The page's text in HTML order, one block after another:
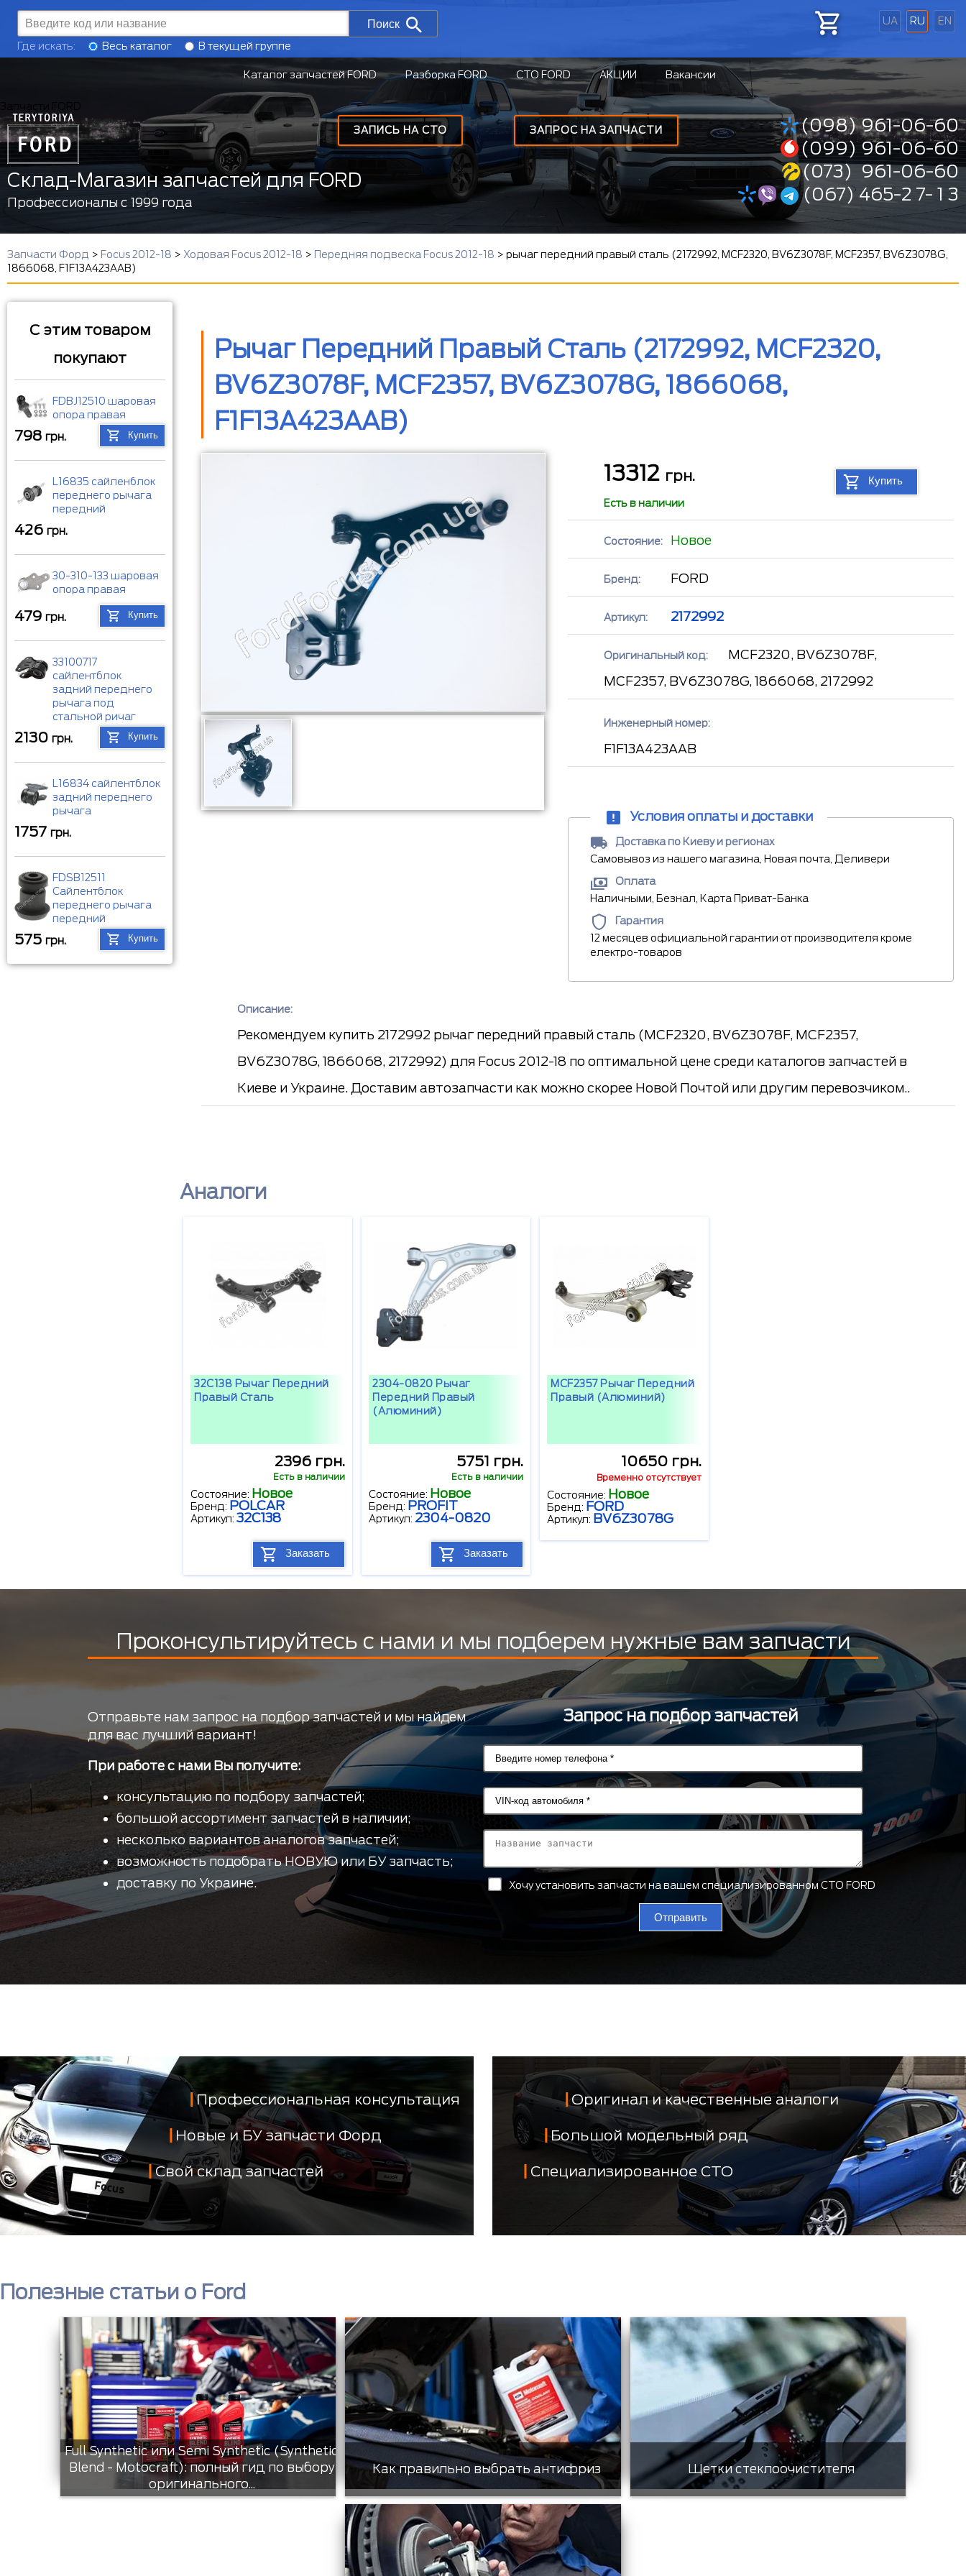
UA RU EN
ЗАПРОС НА ЗАПЧАСТИ
ЗАПИСЬ НА СТО
Поиск
Где искать: Весь каталог В текущей группе
Каталог запчастей FORD Разборка FORD СТО FORD АКЦИИ Вакансии
Склад-Магазин запчастей для FORD
Профессионалы с 1999 года
(098) 961-06-60
(099) 961-06-60
(073) 961-06-60
(067) 465-2 7- 1 3
Запчасти Форд > Focus 2012-18 > Ходовая Focus 2012-18 > Передняя подвеска Focus 2012-18 > рычаг передний правый сталь (2172992, MCF2320, BV6Z3078F, MCF2357, BV6Z3078G,
1866068, F1F13A423AAB)
С этим товаром
покупают
FDBJ12510 шаровая
опора правая
798 грн. Купить
L16835 сайленблок
переднего рычага
передний
426 грн.
30-310-133 шаровая
опора правая
479 грн. Купить
33100717
сайлентблок
задний переднего
рычага под
стальной ричаг
2130 грн. Купить
L16834 сайлентблок
задний переднего
рычага
1757 грн.
FDSB12511
Сайлентблок
переднего рычага
передний
575 грн. Купить
Рычаг Передний Правый Сталь (2172992, MCF2320,
BV6Z3078F, MCF2357, BV6Z3078G, 1866068,
F1F13A423AAB)
13312 грн. Купить
Есть в наличии
Состояние: Новое
Бренд: FORD
Артикул: 2172992
Оригинальный код:
MCF2320, BV6Z3078F,
MCF2357, BV6Z3078G, 1866068, 2172992
Инженерный номер:
F1F13A423AAB
Условия оплаты и доставки
Доставка по Киеву и регионах
Самовывоз из нашего магазина, Новая почта, Деливери
Оплата
Наличными, Безнал, Карта Приват-Банка
Гарантия
12 месяцев официальной гарантии от производителя кроме
електро-товаров
Описание:
Рекомендуем купить 2172992 рычаг передний правый сталь (MCF2320, BV6Z3078F, MCF2357,
BV6Z3078G, 1866068, 2172992) для Focus 2012-18 по оптимальной цене среди каталогов запчастей в
Киеве и Украине. Доставим автозапчасти как можно скорее Новой Почтой или другим перевозчиком..
Аналоги
32C138 Рычаг Передний
Правый Сталь
2396 грн.
Есть в наличии
Состояние: Новое
Бренд: POLCAR
Артикул: 32C138
Заказать
2304-0820 Рычаг
Передний Правый
(алюминий)
5751 грн.
Есть в наличии
Состояние: Новое
Бренд: PROFIT
Артикул: 2304-0820
Заказать
MCF2357 Рычаг Передний
Правый (алюминий)
10650 грн.
Временно отсутствует
Состояние: Новое
Бренд: FORD
Артикул: BV6Z3078G
Проконсультируйтесь с нами и мы подберем нужные вам запчасти
Отправьте нам запрос на подбор запчастей и мы найдем
для вас лучший вариант!
При работе с нами Вы получите:
консультацию по подбору запчастей;
большой ассортимент запчастей в наличии;
несколько вариантов аналогов запчастей;
возможность подобрать НОВУЮ или БУ запчасть;
доставку по Украине.
Запрос на подбор запчастей
Хочу установить запчасти на вашем специализированном СТО FORD
Отправить
Профессиональная консультация
Новые и БУ запчасти Форд
Свой склад запчастей
Оригинал и качественные аналоги
Большой модельный ряд
Специализированное СТО
Полезные статьи о Ford
Full Synthetic или Semi Synthetic (Synthetic
Blend - Motocraft): полный гид по выбору
оригинального...
Как правильно выбрать антифриз Щетки стеклоочистителя